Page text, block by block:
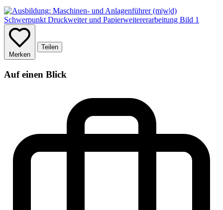
Merken
Teilen
Auf einen Blick